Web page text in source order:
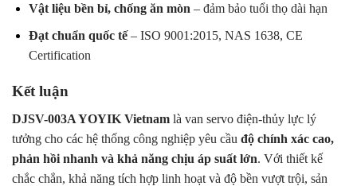
Vật liệu bền bỉ, chống ăn mòn – đảm bảo tuổi thọ dài hạn
Đạt chuẩn quốc tế– ISO 9001:2015, NAS 1638, CE
Certification
Kết luận
DJSV-003A YOYIK Vietnam là van servo điện-thủy lực lý
tưởng cho các hệ thống công nghiệp yêu cầu độ chính xác cao,
phản hồi nhanh và khả năng chịu áp suất lớn. Với thiết kế
chắc chắn, khả năng tích hợp linh hoạt và độ bền vượt trội, sản